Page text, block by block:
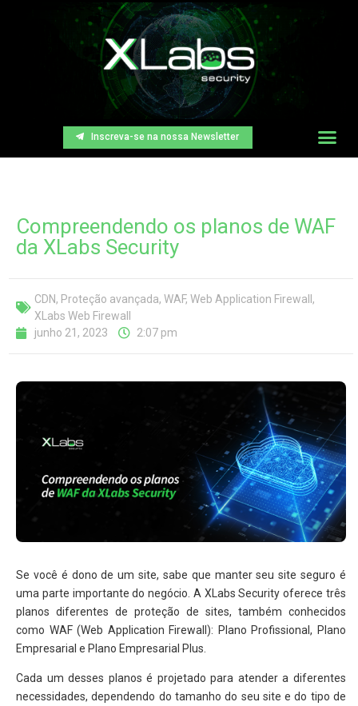
Inscreva-se na nossa Newsletter
Compreendendo os planos de WAF
da XLabs Security
CDN, Proteção avançada, WAF, Web Application Firewall,
XLabs Web Firewall
junho 21, 2023
2:07 pm
Se você é dono de um site, sabe que manter seu site seguro é
uma parte importante do negócio. A XLabs Security oferece três
planos diferentes de proteção de sites, também conhecidos
como WAF (Web Application Firewall): Plano Profissional, Plano
Empresarial e Plano Empresarial Plus.
Cada um desses planos é projetado para atender a diferentes
necessidades, dependendo do tamanho do seu site e do tipo de